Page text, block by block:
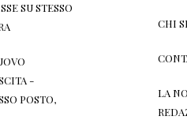
SUSTESSO
-
POSTO,
CHI
LA